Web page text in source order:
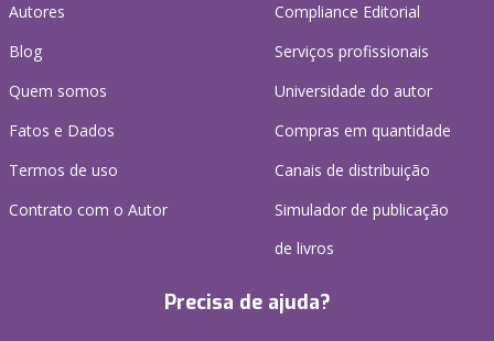
Autores
Blog
Quem somos
Fatos e Dados
Termos de uso
Contrato com o Autor
Compliance Editorial
Serviços profissionais
Universidade do autor
Compras em quantidade
Canais de distribuição
Simulador de publicação
de livros
Precisa de ajuda?